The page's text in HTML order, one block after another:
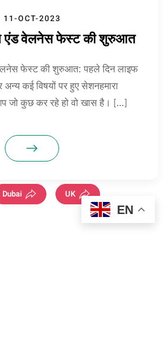
11-OCT-2023
एंड वेलनेस फेस्ट की शुरुआत
फेस्ट की शुरुआत: पहले दिन लाइफ
कई विषयों पर हुए सेशनहमारा
जो कुछ कर रहे हो वो खास है। […]
Dubai
UK
EN